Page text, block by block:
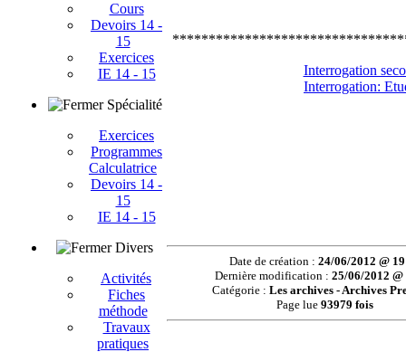
Cours
Devoirs 14 -
15
Exercices
IE 14 - 15
Spécialité
Exercices
Programmes
Calculatrice
Devoirs 14 -
15
IE 14 - 15
Divers
Activités
Fiches
méthode
Travaux
pratiques
Interrogation
Interrogation:
Date de création : 24/06/2012 @
Dernière modification :25/06/2012
Catégorie :Les archives - Archives
Page lue93979 fois